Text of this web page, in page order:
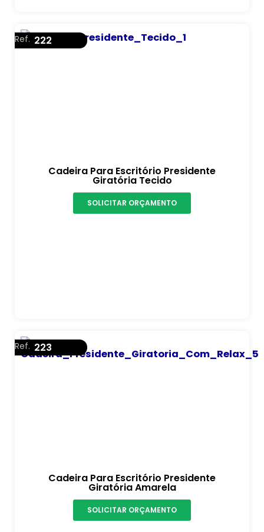
Cadeira Para Escritório Presidente
Giratória Tecido
Ref. 222
SOLICITAR ORÇAMENTO
Cadeira Para Escritório Presidente
Giratória Amarela
Ref. 223
SOLICITAR ORÇAMENTO